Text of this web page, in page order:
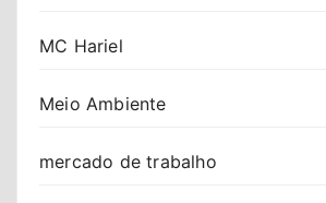
MC Hariel
Meio Ambiente
mercado de trabalho